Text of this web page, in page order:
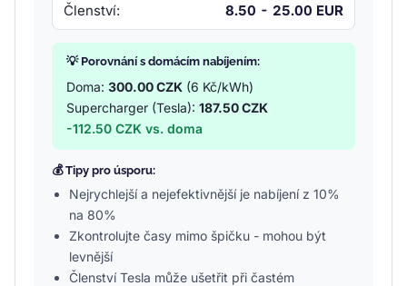
Členství: 8.50 - 25.00 EUR
💡 Porovnání s domácím nabíjením:
Doma: 300.00 CZK (6 Kč/kWh)
Supercharger (Tesla): 187.50 CZK
-112.50 CZK vs. doma
💰 Tipy pro úsporu:
Nejrychlejší a nejefektivnější je nabíjení z 10%
na 80%
Zkontrolujte časy mimo špičku - mohou být
levnější
Členství Tesla může ušetřit při častém